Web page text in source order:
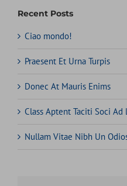
Recent Posts
Ciao mondo!
Praesent Et Urna Turpis
Donec At Mauris Enims
Class Aptent Taciti Soci Ad
Nullam Vitae Nibh Un